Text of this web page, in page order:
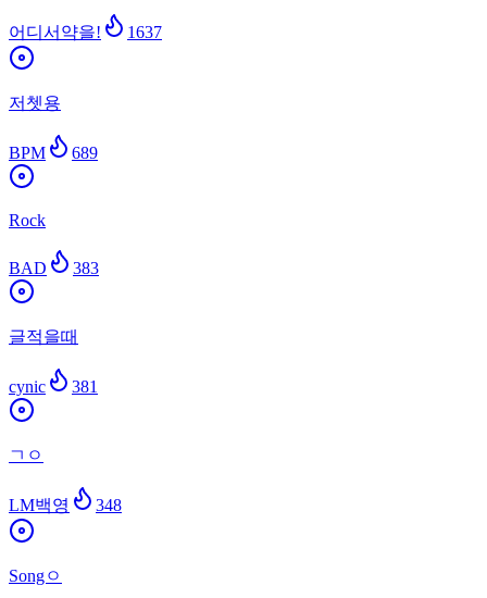
어디서약을! 1637
저쳇용
BPM 689
Rock
BAD 383
글적을때
cynic 381
ㄱㅇ
LM백영 348
Songㅇ